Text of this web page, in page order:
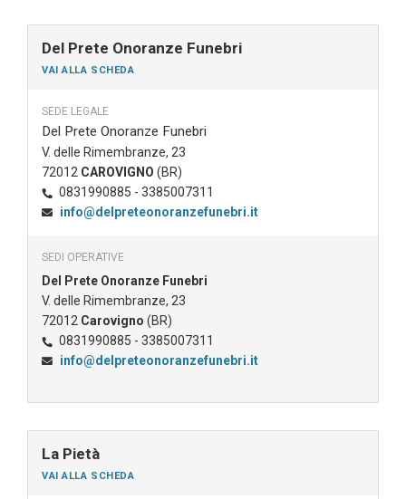
Del Prete Onoranze Funebri
VAI ALLA SCHEDA
SEDE LEGALE
Del Prete Onoranze Funebri
V. delle Rimembranze, 23
72012 CAROVIGNO (BR)
0831990885 - 3385007311
info@delpreteonoranzefunebri.it
SEDI OPERATIVE
Del Prete Onoranze Funebri
V. delle Rimembranze, 23
72012 Carovigno (BR)
0831990885 - 3385007311
info@delpreteonoranzefunebri.it
La Pietà
VAI ALLA SCHEDA